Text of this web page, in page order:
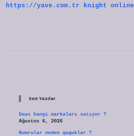
https://yave.com.tr
knight online
Son Yazılar
Doas hangi markaları satıyor ?
Ağustos 6, 2026
Kumrular neden guguklar ?